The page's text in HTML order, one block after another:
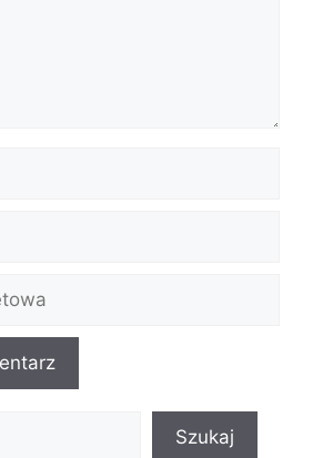
Szukaj